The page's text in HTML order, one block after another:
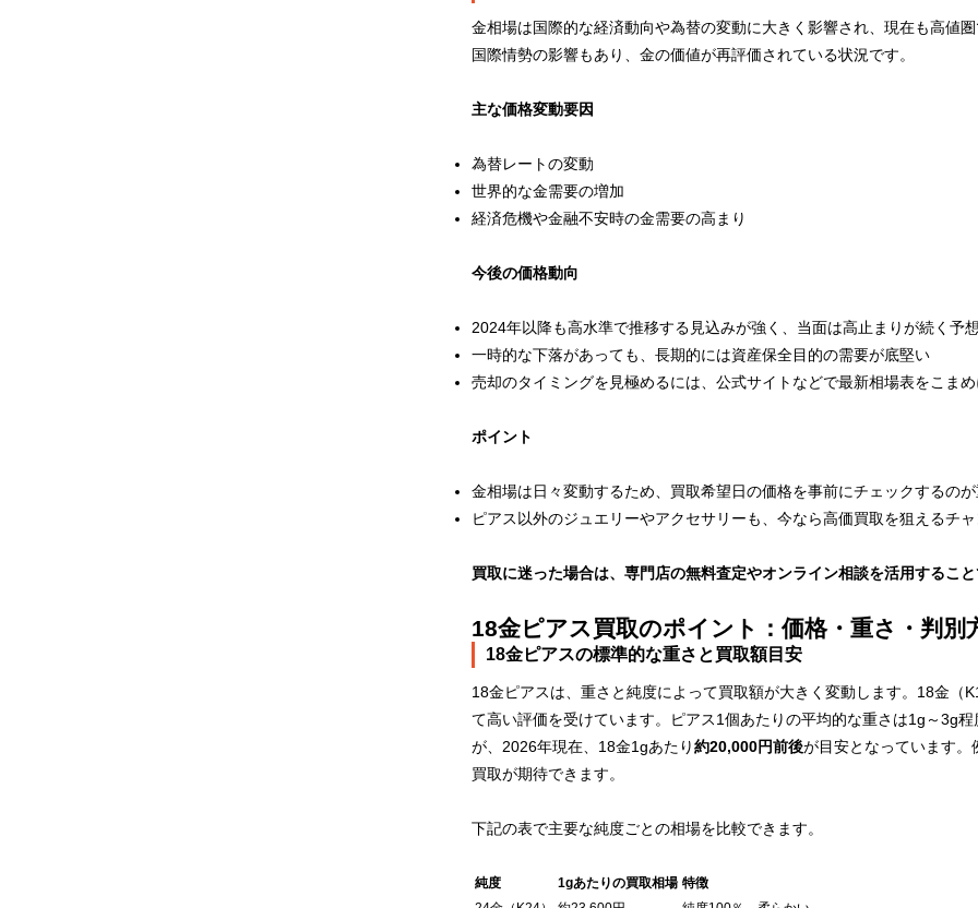
金相場は国際的な経済動向や為替の変動に大きく影響され、現在も高値
国際情勢の影響もあり、金の価値が再評価されている状況です。
主な価格変動要因
為替レートの変動
世界的な金需要の増加
経済危機や金融不安時の金需要の高まり
今後の価格動向
2024年以降も高水準で推移する見込みが強く、当面は高止まりが続く予想
一時的な下落があっても、長期的には資産保全目的の需要が底堅い
売却のタイミングを見極めるには、公式サイトなどで最新相場表をこま
ポイント
金相場は日々変動するため、買取希望日の価格を事前にチェックするの
ピアス以外のジュエリーやアクセサリーも、今なら高価買取を狙えるチャ
買取に迷った場合は、専門店の無料査定やオンライン相談を活用すること
18金ピアス買取のポイント：価格・重さ・判別
18金ピアスの標準的な重さと買取額目安
18金ピアスは、重さと純度によって買取額が大きく変動します。18金（
て高い評価を受けています。ピアス1個あたりの平均的な重さは1g～3g
が、2026年現在、18金1gあたり約20,000円前後が目安となっています。
買取が期待できます。
下記の表で主要な純度ごとの相場を比較できます。
純度 1gあたりの買取相場 特徴